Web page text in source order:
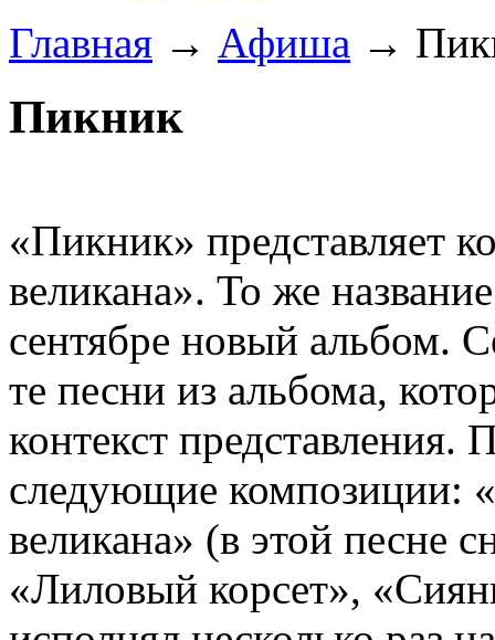
Главная → Афиша →
Пикник
«Пикник» представляет
великана». То же
сентябре новый альбом.
те песни из альбома,
контекст
следующие композиции:
великана» (в этой песне
«Лиловый корсет»,